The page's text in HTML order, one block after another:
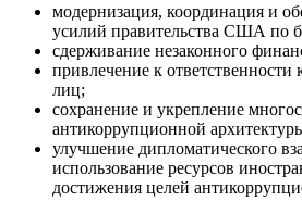
модернизация, координация и
усилий правительства США по
сдерживание незаконного
привлечение к
лиц;
сохранение и укрепление
антикоррупционной
улучшение дипломатического
использование ресурсов
достижения целей